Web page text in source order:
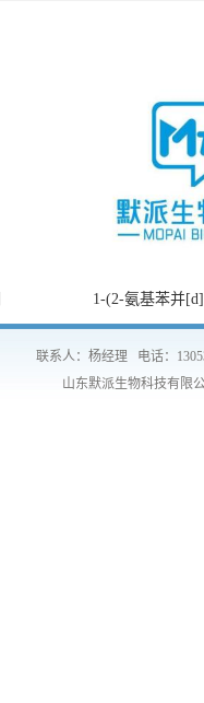
1-(2-氨基苯并
联系人：杨经理 电话：
山东默派生物科技有限